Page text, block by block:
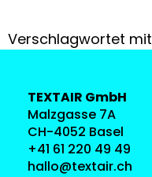
Verschlagwortet mit
TEXTAIR GmbH
Malzgasse 7A
CH-4052 Basel
+41 61 220 49 49
hallo@textair.ch